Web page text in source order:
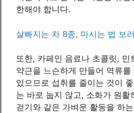
한해야 합니다.
살빠지는 차 8종, 마시는 법 보
또한, 카페인 음료나 초콜릿, 민
약근을 느슨하게 만들어 역류를
있으므로 섭취를 줄이는 것이
는 바로 눕지 않고, 소화가 원활
걷기와 같은 가벼운 활동을 하